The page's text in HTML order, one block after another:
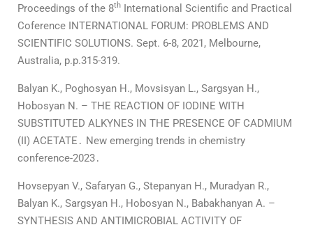
Proceedings of the 8th International Scientific and Practical
Coference INTERNATIONAL FORUM: PROBLEMS AND
SCIENTIFIC SOLUTIONS. Sept. 6-8, 2021, Melbourne,
Australia, p.p.315-319.
Balyan K., Poghosyan H., Movsisyan L., Sargsyan H.,
Hobosyan N. – THE REACTION OF IODINE WITH
SUBSTITUTED ALKYNES IN THE PRESENCE OF CADMIUM
(II) ACETATE․ New emerging trends in chemistry
conference-2023․
Hovsepyan V., Safaryan G., Stepanyan H., Muradyan R.,
Balyan K., Sargsyan H., Hobosyan N., Babakhanyan A. –
SYNTHESIS AND ANTIMICROBIAL ACTIVITY OF